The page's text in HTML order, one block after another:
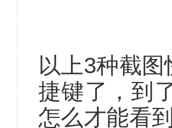
以上3种截
捷键了，到
怎么才能看